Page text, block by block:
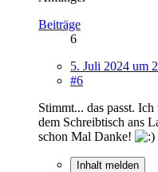
Beiträge
6
5. Juli 2024 um
#6
Stimmt... das passt.
dem Schreibtisch ans
schon Mal Danke!
Inhalt melden